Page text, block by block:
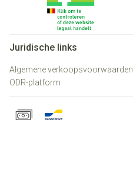
Juridische links
Algemene verkoopsvoorwaarden
ODR-platform